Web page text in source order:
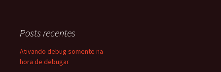
Posts recentes
Ativando debug somente na
hora de debugar